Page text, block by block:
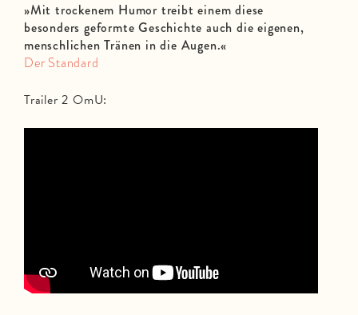
»Mit trockenem Humor treibt einem diese
besonders geformte Geschichte auch die eigenen,
menschlichen Tränen in die Augen.«
Der Standard
Trailer 2 OmU: